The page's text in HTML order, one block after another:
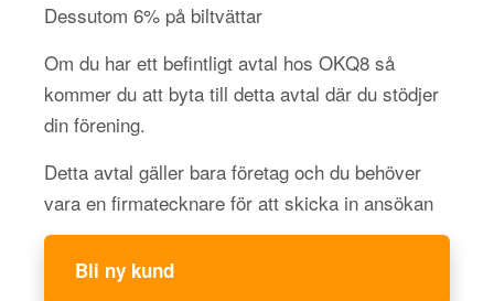
Dessutom 6% på biltvättar
Om du har ett befintligt avtal hos OKQ8 så
kommer du att byta till detta avtal där du stödjer
din förening.
Detta avtal gäller bara företag och du behöver
vara en firmatecknare för att skicka in ansökan
Bli ny kund